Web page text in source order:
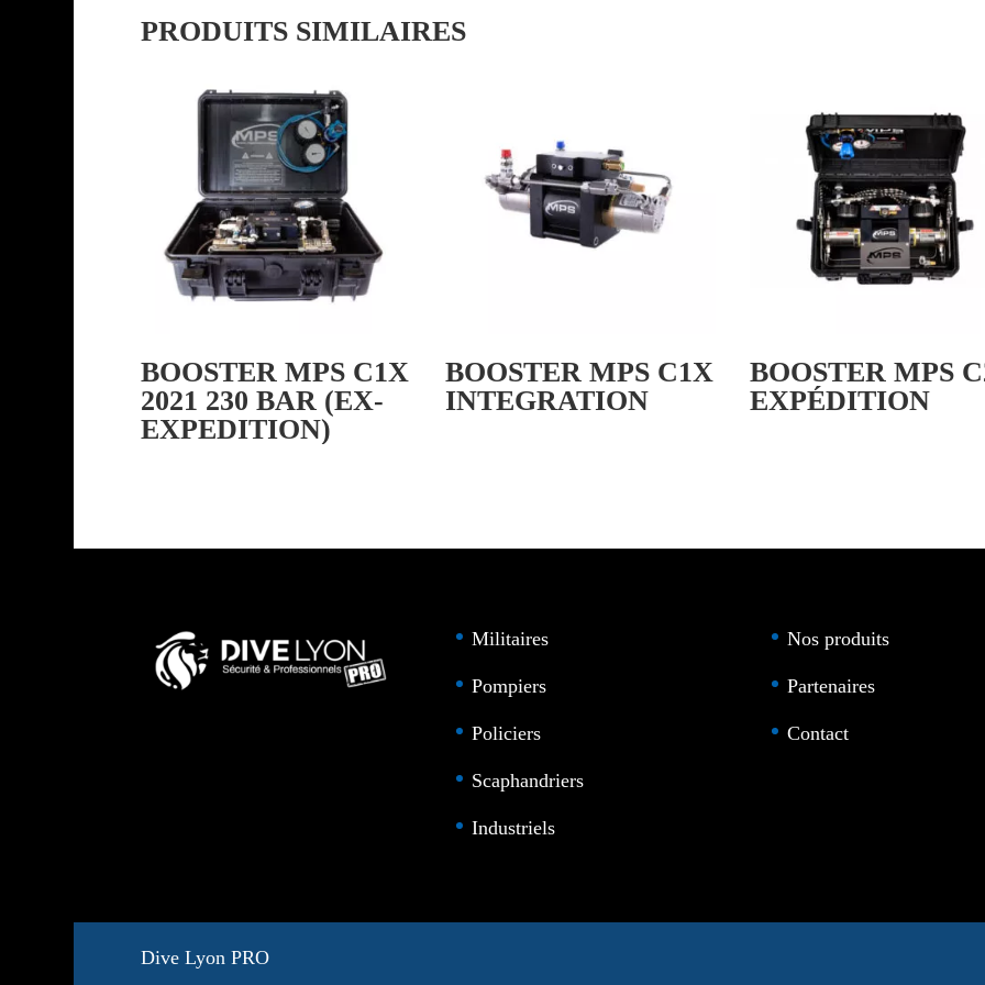
PRODUITS SIMILAIRES
BOOSTER MPS C1X
2021 230 BAR (EX-
EXPEDITION)
BOOSTER MPS C1X
INTEGRATION
BOOSTER MPS
EXPÉDITION
Militaires
Pompiers
Policiers
Scaphandriers
Industriels
Nos produits
Partenaires
Contact
Dive Lyon PRO